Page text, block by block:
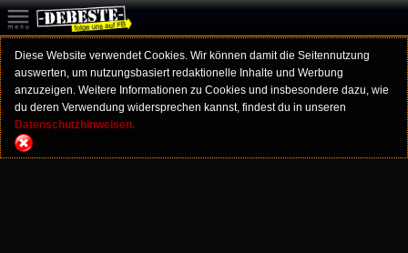
Diese Website verwendet Cookies. Wir können damit die Seitennutzung
auswerten, um nutzungsbasiert redaktionelle Inhalte und Werbung
anzuzeigen. Weitere Informationen zu Cookies und insbesondere dazu, wie
du deren Verwendung widersprechen kannst, findest du in unseren
Datenschutzhinweisen.